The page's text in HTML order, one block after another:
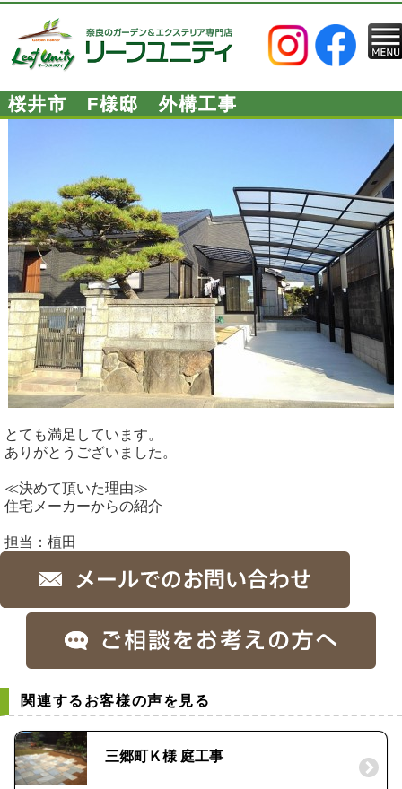
桜井市 F様邸 外構工事
とても満足しています。
ありがとうございました。
≪決めて頂いた理由≫
住宅メーカーからの紹介
担当：植田
関連するお客様の声を見る
三郷町Ｋ様 庭工事